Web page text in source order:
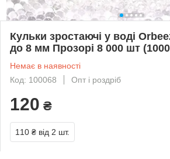
Кульки зростаючі у воді
до 8 мм Прозорі 8 000 шт
Немає в наявності
Код: 100068
Опт і роздріб
120 ₴
110 ₴ від 2 шт.